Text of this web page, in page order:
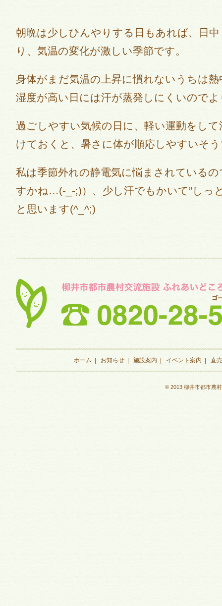
朝晩は少しひんやりする日もあれば、日
り、気温の変化が激しい季節です。
身体がまだ気温の上昇に慣れないうちは
湿度が高い日には汗が蒸発しにくいので
過ごしやすい気候の日に、軽い運動をし
けておくと、暑さに体が順応しやすいそ
私は季節外れの静電気に悩まされている
すかね…(-_-;)）、少し汗でもかいて”しっ
と思います(^_^;)
ホーム お知らせ 施設案内 イベント案内 直
© 2013 柳井市都市農